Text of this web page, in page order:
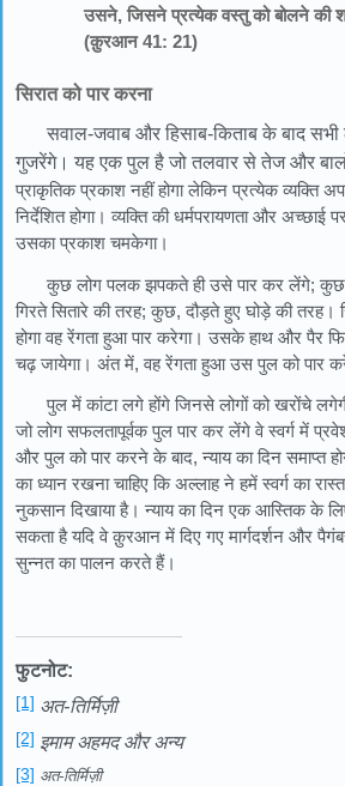
उसने, जिसने प्रत्येक वस्तु को बोलने की
(क़ुरआन 41: 21)
सिरात को पार करना
सवाल-जवाब और हिसाब-किताब के बाद
गुजरेंगे। यह एक पुल है जो तलवार से तेज और
प्राकृतिक प्रकाश नहीं होगा लेकिन प्रत्येक व्यक्ति
निर्देशित होगा। व्यक्ति की धर्मपरायणता और
उसका प्रकाश चमकेगा।
कुछ लोग पलक झपकते ही उसे पार कर लेंगे;
गिरते सितारे की तरह; कुछ, दौड़ते हुए घोड़े की
होगा वह रेंगता हुआ पार करेगा। उसके हाथ और पैर
चढ़ जायेगा। अंत में, वह रेंगता हुआ उस पुल को पार
पुल में कांटा लगे होंगे जिनसे लोगों को खरोंचे
जो लोग सफलतापूर्वक पुल पार कर लेंगे वे स्वर्ग में
और पुल को पार करने के बाद, न्याय का दिन समाप्त
का ध्यान रखना चाहिए कि अल्लाह ने हमें स्वर्ग का
नुकसान दिखाया है। न्याय का दिन एक आस्तिक के
सकता है यदि वे क़ुरआन में दिए गए मार्गदर्शन और
सुन्नत का पालन करते हैं।
फुटनोट:
[1] अत-तिर्मिज़ी
[2] इमाम अहमद और अन्य
[3] अत-तिर्मिज़ी